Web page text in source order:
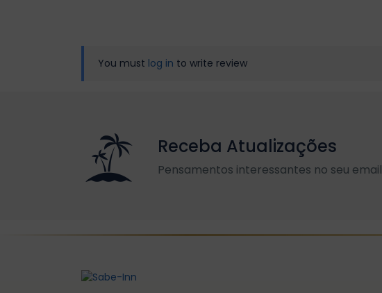
You must log in to write review
Receba Atualizações
Pensamentos interessantes no seu email